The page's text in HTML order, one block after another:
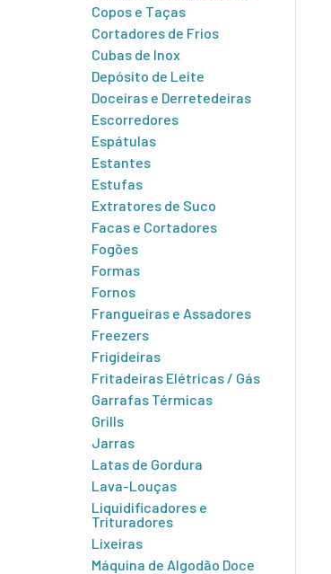
Copos e Taças
Cortadores de Frios
Cubas de Inox
Depósito de Leite
Doceiras e Derretedeiras
Escorredores
Espátulas
Estantes
Estufas
Extratores de Suco
Facas e Cortadores
Fogões
Formas
Fornos
Frangueiras e Assadores
Freezers
Frigideiras
Fritadeiras Elétricas / Gás
Garrafas Térmicas
Grills
Jarras
Latas de Gordura
Lava-Louças
Liquidificadores e
Trituradores
Lixeiras
Máquina de Algodão Doce